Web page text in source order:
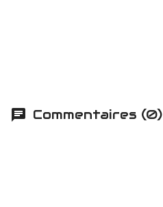
Commentaires (0)